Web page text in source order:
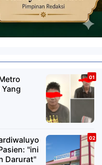
"ini
Darurat"